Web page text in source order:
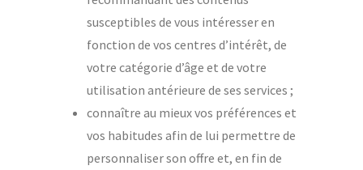
susceptibles de vous intéresser en
fonction de vos centres d’intérêt, de
votre catégorie d’âge et de votre
utilisation antérieure de ses services ;
connaître au mieux vos préférences et
vos habitudes afin de lui permettre de
personnaliser son offre et, en fin de